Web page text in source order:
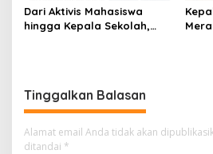
Dari Aktivis Mahasiswa
hingga Kepala Sekolah,
Tinggalkan Balasan
Alamat email Anda tidak akan
ditandai *